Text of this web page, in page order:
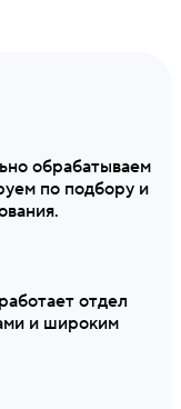
обрабатываем
по подбору и
отдел
и широким